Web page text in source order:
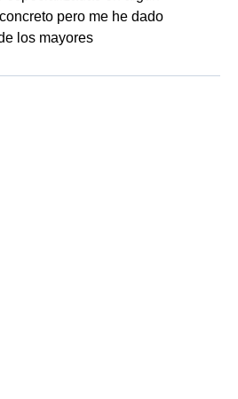
pero me he dado
los mayores